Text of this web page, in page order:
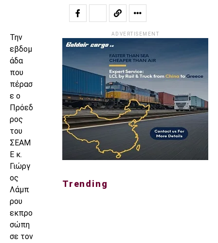
Την
εβδομ
άδα
που
πέρασ
ε ο
Πρόεδ
ρος
του
ΣΕΑΜ
Ε κ.
Γιώργ
ος
Λάμπ
ρου
εκπρο
σώπη
σε τον
ADVERTISEMENT
Trending